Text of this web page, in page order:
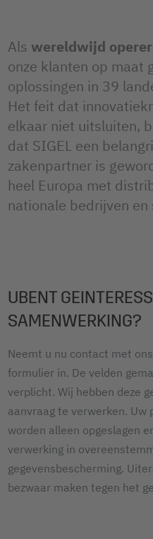
Als wereldwijd
onze klanten op maat
oplossingen in 39
Het feit dat
elkaar niet uitsluiten,
dat SIGEL een
zakenpartner is
heel Europa met
nationale bedrijven
UBENT
SAMENWERKING?
Neemt u nu contact met
formulier in. De velden
verplicht. Wij hebben deze
aanvraag te verwerken. Uw
worden alleen opgeslagen
verwerking in
gegevensbescherming.
bezwaar maken tegen het